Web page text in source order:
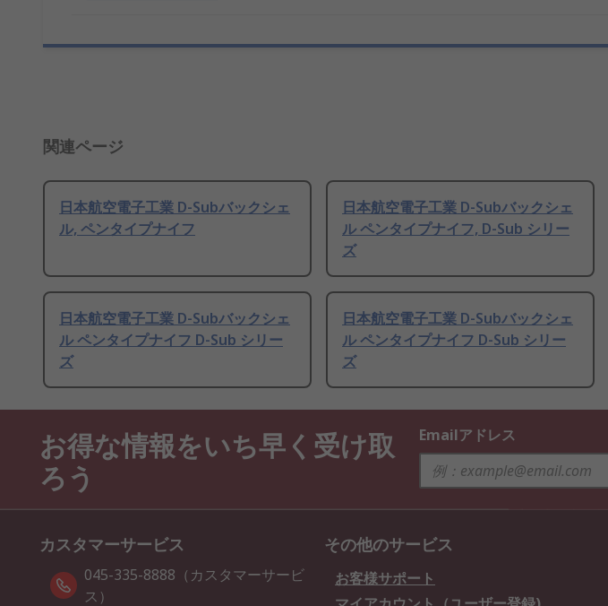
関連ページ
日本航空電子工業 D-Subバックシェ
ル, ペンタイプナイフ
日本航空電子工業 D-Subバックシェ
ル ペンタイプナイフ, D-Sub シリー
ズ
日本航空電子工業 D-Subバックシェ
ル ペンタイプナイフ D-Sub シリー
ズ
日本航空電子工業 D-Subバックシェ
ル ペンタイプナイフ D-Sub シリー
ズ
お得な情報をいち早く受け取
ろう
Emailアドレス
カスタマーサービス
045-335-8888（カスタマーサービ
ス）
その他のサービス
お客様サポート